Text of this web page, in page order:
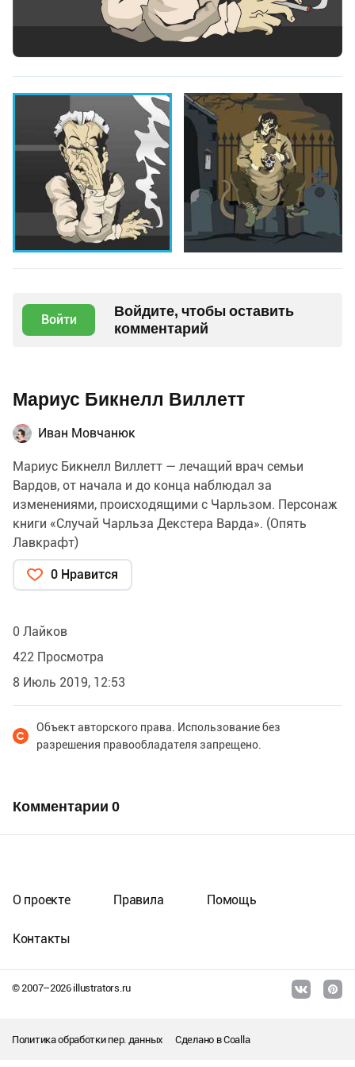
Войти
Войдите, чтобы оставить
комментарий
Мариус Бикнелл Виллетт
Иван Мовчанюк
Мариус Бикнелл Виллетт — лечащий врач семьи
Вардов, от начала и до конца наблюдал за
изменениями, происходящими с Чарльзом. Персонаж
книги «Случай Чарльза Декстера Варда». (Опять
Лавкрафт)
0 Нравится
0 Лайков
422 Просмотра
8 Июль 2019, 12:53
Объект авторского права. Использование без
разрешения правообладателя запрещено.
Комментарии 0
© 2007–2026illustrators.ru
О проекте Правила Помощь
Контакты
Политика обработки пер. данных Сделано вCoalla